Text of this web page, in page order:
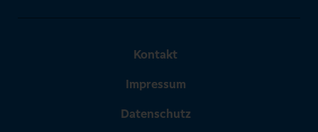
Kontakt
Impressum
Datenschutz